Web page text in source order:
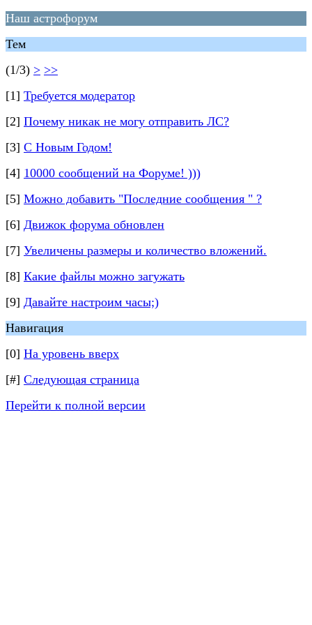
Наш астрофорум
Тем
(1/3) > >>
[1] Требуется модератор
[2] Почему никак не могу отправить ЛС?
[3] С Новым Годом!
[4] 10000 сообщений на Форуме! )))
[5] Можно добавить "Последние сообщения " ?
[6] Движок форума обновлен
[7] Увеличены размеры и количество вложений.
[8] Какие файлы можно загужать
[9] Давайте настроим часы;)
Навигация
[0] На уровень вверх
[#] Следующая страница
Перейти к полной версии